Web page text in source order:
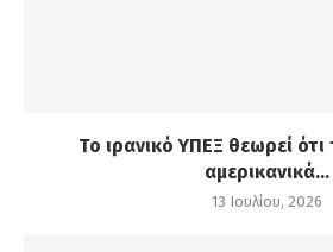
Το ιρανικό ΥΠΕΞ θεωρεί
αμερικανικά...
13 Ιουλίου, 2026